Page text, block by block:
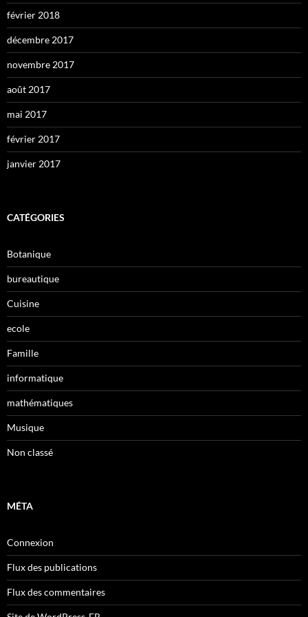
février 2018
décembre 2017
novembre 2017
août 2017
mai 2017
février 2017
janvier 2017
CATÉGORIES
Botanique
bureautique
Cuisine
ecole
Famille
informatique
mathématiques
Musique
Non classé
MÉTA
Connexion
Flux des publications
Flux des commentaires